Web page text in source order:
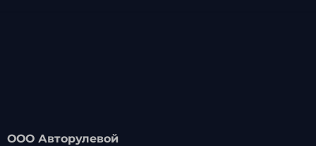
ООО Авторулевой